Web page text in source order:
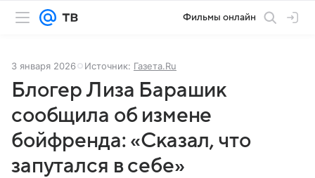
Фильмы онлайн
3 января 2026 Источник: Газета.Ru
Блогер Лиза Барашик
сообщила об измене
бойфренда: «Сказал, что
запутался в себе»